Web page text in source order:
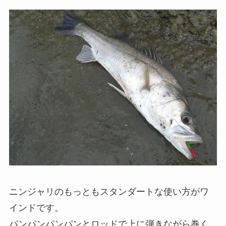
ニンジャリのもっともスタンダートな使い方がワ
インドです。
パンパンパンパンとロッドで上に弾きながら巻く